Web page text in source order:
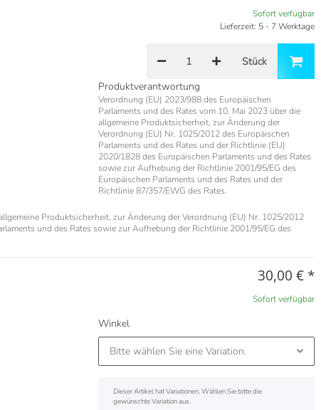
Sofort verfügbar
Lieferzeit: 5 - 7 Werktage
Stück
Produktverantwortung
Verordnung (EU) 2023/988 des Europäischen
Parlaments und des Rates vom 10. Mai 2023 über die
allgemeine Produktsicherheit, zur Änderung der
Verordnung (EU) Nr. 1025/2012 des Europäischen
Parlaments und des Rates und der Richtlinie (EU)
2020/1828 des Europäischen Parlaments und des Rates
sowie zur Aufhebung der Richtlinie 2001/95/EG des
Europäischen Parlaments und des Rates und der
Richtlinie 87/357/EWG des Rates.
Produktsicherheit, zur Änderung der Verordnung (EU) Nr. 1025/2012
und des Rates sowie zur Aufhebung der Richtlinie 2001/95/EG des
30,00 € *
Sofort verfügbar
Winkel
Bitte wählen Sie eine Variation.
x
Dieser Artikel hat Variationen. Wählen Sie bitte die
gewünschte Variation aus.